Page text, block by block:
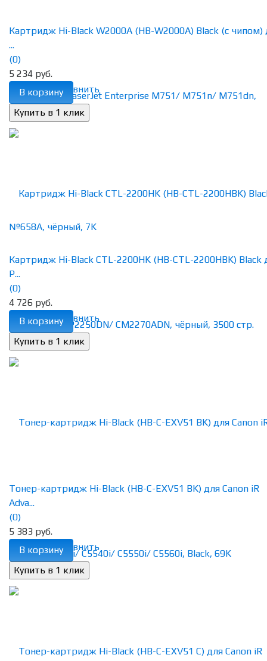
избранное сравнить
Картридж Hi-Black W2000A (HB-W2000A) Black (с чипом)
...
(0)
5 234 руб.
В корзину
избранное сравнить
Картридж Hi-Black CTL-2200HK (HB-CTL-2200HBK) Black
P...
(0)
4 726 руб.
В корзину
избранное сравнить
Тонер-картридж Hi-Black (HB-C-EXV51 BK) для Canon iR
Adva...
(0)
5 383 руб.
В корзину